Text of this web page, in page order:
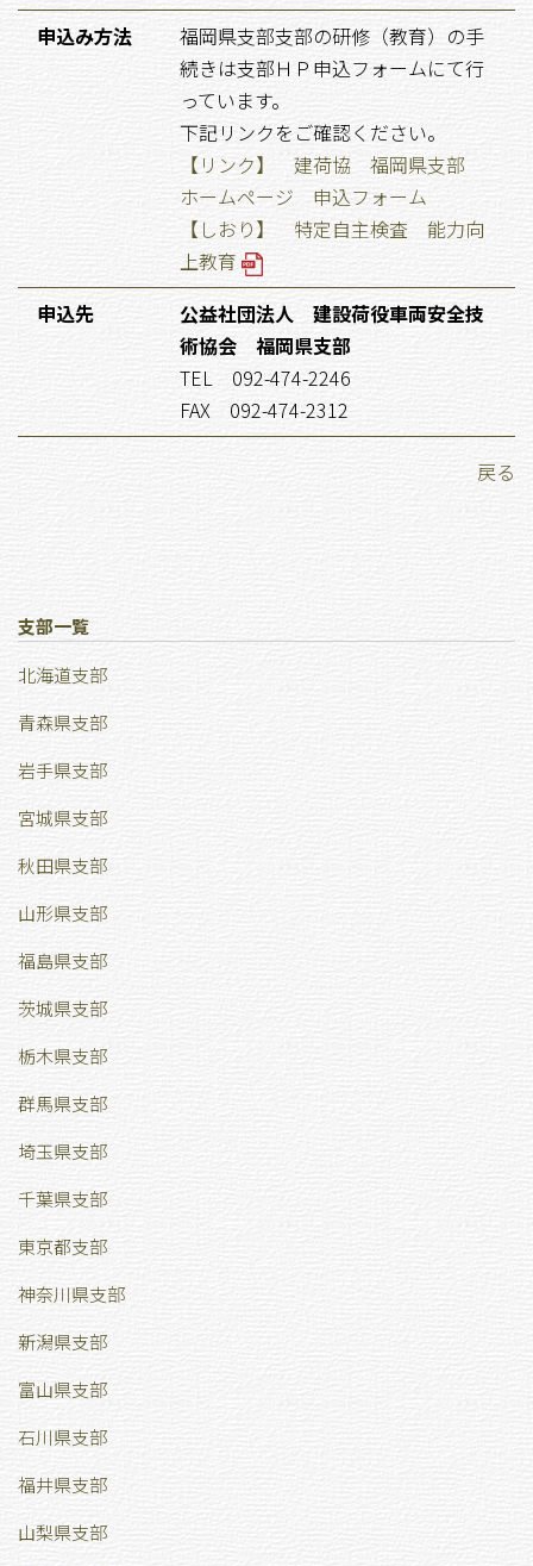
申込み方法
福岡県支部支部の研修（教育）の手
続きは支部ＨＰ申込フォームにて行
っています。
下記リンクをご確認ください。
【リンク】 建荷協 福岡県支部
ホームページ 申込フォーム
【しおり】 特定自主検査 能力向
上教育
申込先
公益社団法人 建設荷役車両安全技
術協会 福岡県支部
TEL 092-474-2246
FAX 092-474-2312
戻る
支部一覧
北海道支部
青森県支部
岩手県支部
宮城県支部
秋田県支部
山形県支部
福島県支部
茨城県支部
栃木県支部
群馬県支部
埼玉県支部
千葉県支部
東京都支部
神奈川県支部
新潟県支部
富山県支部
石川県支部
福井県支部
山梨県支部